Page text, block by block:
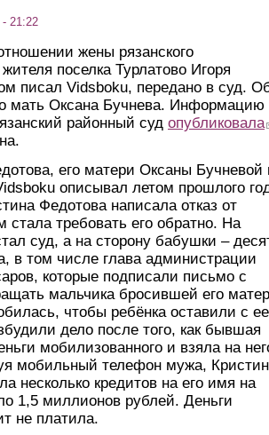
- 21:22
жены рязанского
поселка Турлатово Игоря
писал Vidsboku, передано в суд.
мать Оксана Бучнева. Информацию
районный суд опубликовала
его матери Оксаны Бучневой
описывал летом прошлого
Федотова написала отказ от
стала требовать его обратно. На
суд, а на сторону бабушки –
в том числе глава администрации
которые подписали письмо с
мальчика бросившей его
чтобы ребёнка оставили с ее
дело после того, как бывшая
мобилизованного и взяла на
мобильный телефон мужа,
несколько кредитов на его имя на
1,5 миллионов рублей. Деньги
не платила.